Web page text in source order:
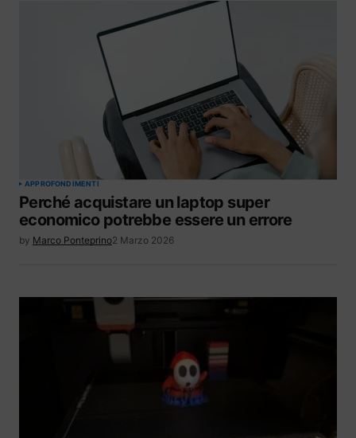
APPROFONDIMENTI
Perché acquistare un laptop super
economico potrebbe essere un errore
by Marco Ponteprino2 Marzo 2026